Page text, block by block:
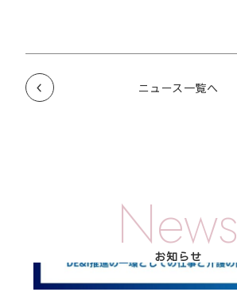
ニュース一覧へ
News
お知らせ